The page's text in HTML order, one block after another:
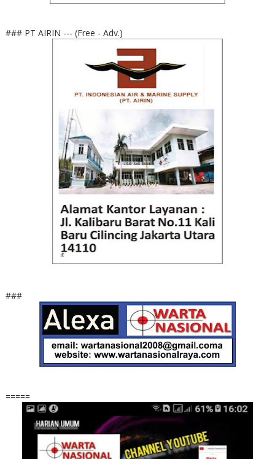
### PT AIRIN --- (Free - Adv.)
###
=====